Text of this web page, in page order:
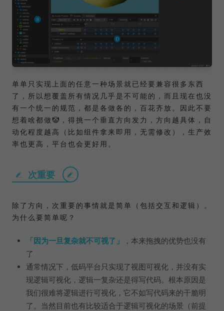
单单只实现上面的任意一种场景就已经要兼容很多东西
了，所以想覆盖所有情况几乎是不可能的，而且现在也没
有一个统一的规范，都是各做各的，百花齐放。因此不要
想着啥都做🤡，得挑一个垂直方向发力，方向越具体，自
动化程度越高（比如组件拿来即用，无需修改），生产效
率也更高，平台也会更好用。
次重要
除了方向，次重要的事情就是简单（包括交互和逻辑）。
为什么要简单呢？
因为一旦复杂就不可视了
，本来拖拽的优势也没有
了
通常情况下，低码平台只实现了视图可视化，并没有实
现逻辑可视化，逻辑一复杂还是得写代码。根本原因是
我们很难将逻辑进行可视化，它不如写代码来的干脆明
了。当然目前也有比较适合于逻辑可视化的场景（前提